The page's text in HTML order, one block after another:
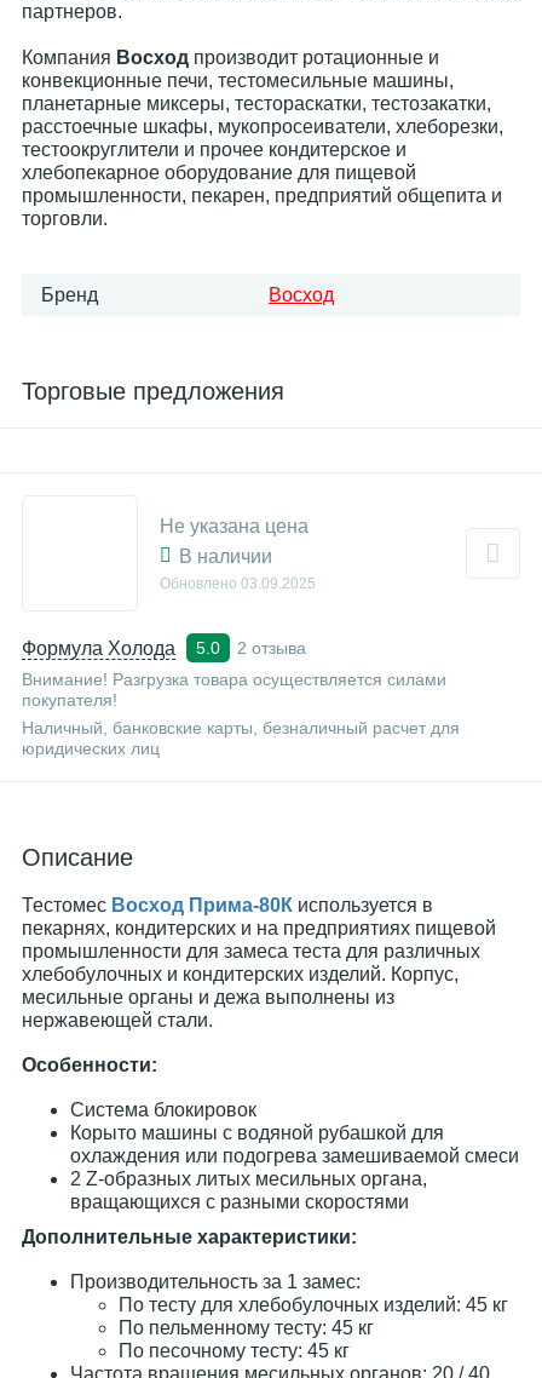
партнеров.
Компания Восход производит ротационные и
конвекционные печи, тестомесильные машины,
планетарные миксеры, тестораскатки, тестозакатки,
расстоечные шкафы, мукопросеиватели, хлеборезки,
тестоокруглители и прочее кондитерское и
хлебопекарное оборудование для пищевой
промышленности, пекарен, предприятий общепита и
торговли.
Бренд Восход
Торговые предложения
Формула Холода 5.0
2 отзыва
Внимание! Разгрузка товара осуществляется силами
покупателя!
Наличный, банковские карты, безналичный расчет для
юридических лиц
Не указана цена
В наличии
Обновлено 03.09.2025
Описание
Тестомес Восход Прима-80К используется в
пекарнях, кондитерских и на предприятиях пищевой
промышленности для замеса теста для различных
хлебобулочных и кондитерских изделий. Корпус,
месильные органы и дежа выполнены из
нержавеющей стали.
Особенности:
Система блокировок
Корыто машины с водяной рубашкой для
охлаждения или подогрева замешиваемой смеси
2 Z-образных литых месильных органа,
вращающихся с разными скоростями
Дополнительные характеристики:
Производительность за 1 замес:
По тесту для хлебобулочных изделий: 45 кг
По пельменному тесту: 45 кг
По песочному тесту: 45 кг
Частота вращения месильных органов: 20 / 40